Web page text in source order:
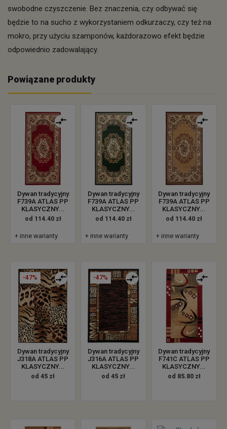
swobodne czyszczenie. Bez znaczenia, czy odbywać się
będzie to na sucho z wykorzystaniem odkurzaczy, czy też na
mokro, przy użyciu szamponów, każdorazowo efekt będzie
odpowiednio zadowalający.
Powiązane produkty
Dywan tradycyjny
F739A ATLAS PP
KLASYCZNY...
od 114.40 zł
+ inne warianty
Dywan tradycyjny
F739A ATLAS PP
KLASYCZNY...
od 114.40 zł
+ inne warianty
Dywan tradycyjny
F739A ATLAS PP
KLASYCZNY...
od 114.40 zł
+ inne warianty
-47%
Dywan tradycyjny
J318A ATLAS PP
KLASYCZNY...
od 45 zł
-47%
Dywan tradycyjny
J316A ATLAS PP
KLASYCZNY...
od 45 zł
Dywan tradycyjny
F741C ATLAS PP
KLASYCZNY...
od 85.80 zł